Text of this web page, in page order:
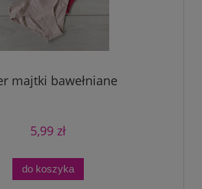
majtki bawełniane
5,99 zł
do koszyka